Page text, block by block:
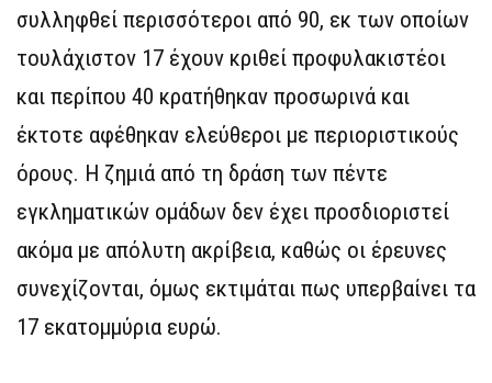
συλληφθεί περισσότεροι από 90, εκ των οποίων
τουλάχιστον 17 έχουν κριθεί προφυλακιστέοι
και περίπου 40 κρατήθηκαν προσωρινά και
έκτοτε αφέθηκαν ελεύθεροι με περιοριστικούς
όρους. Η ζημιά από τη δράση των πέντε
εγκληματικών ομάδων δεν έχει προσδιοριστεί
ακόμα με απόλυτη ακρίβεια, καθώς οι έρευνες
συνεχίζονται, όμως εκτιμάται πως υπερβαίνει τα
17 εκατομμύρια ευρώ.